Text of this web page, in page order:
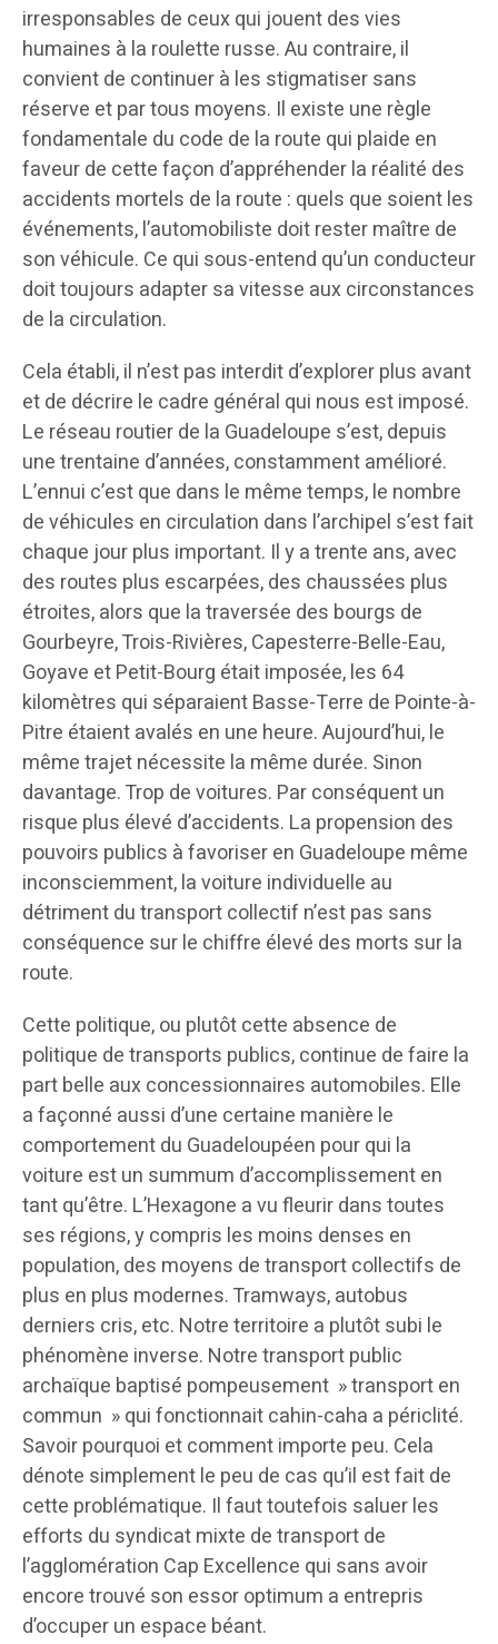
irresponsables de ceux qui jouent des vies
humaines à la roulette russe. Au contraire, il
convient de continuer à les stigmatiser sans
réserve et par tous moyens. Il existe une règle
fondamentale du code de la route qui plaide en
faveur de cette façon d’appréhender la réalité des
accidents mortels de la route : quels que soient les
événements, l’automobiliste doit rester maître de
son véhicule. Ce qui sous-entend qu’un conducteur
doit toujours adapter sa vitesse aux circonstances
de la circulation.
Cela établi, il n’est pas interdit d’explorer plus avant
et de décrire le cadre général qui nous est imposé.
Le réseau routier de la Guadeloupe s’est, depuis
une trentaine d’années, constamment amélioré.
L’ennui c’est que dans le même temps, le nombre
de véhicules en circulation dans l’archipel s’est fait
chaque jour plus important. Il y a trente ans, avec
des routes plus escarpées, des chaussées plus
étroites, alors que la traversée des bourgs de
Gourbeyre, Trois-Rivières, Capesterre-Belle-Eau,
Goyave et Petit-Bourg était imposée, les 64
kilomètres qui séparaient Basse-Terre de Pointe-à-
Pitre étaient avalés en une heure. Aujourd’hui, le
même trajet nécessite la même durée. Sinon
davantage. Trop de voitures. Par conséquent un
risque plus élevé d’accidents. La propension des
pouvoirs publics à favoriser en Guadeloupe même
inconsciemment, la voiture individuelle au
détriment du transport collectif n’est pas sans
conséquence sur le chiffre élevé des morts sur la
route.
Cette politique, ou plutôt cette absence de
politique de transports publics, continue de faire la
part belle aux concessionnaires automobiles. Elle
a façonné aussi d’une certaine manière le
comportement du Guadeloupéen pour qui la
voiture est un summum d’accomplissement en
tant qu’être. L’Hexagone a vu fleurir dans toutes
ses régions, y compris les moins denses en
population, des moyens de transport collectifs de
plus en plus modernes. Tramways, autobus
derniers cris, etc. Notre territoire a plutôt subi le
phénomène inverse. Notre transport public
archaïque baptisé pompeusement » transport en
commun » qui fonctionnait cahin-caha a périclité.
Savoir pourquoi et comment importe peu. Cela
dénote simplement le peu de cas qu’il est fait de
cette problématique. Il faut toutefois saluer les
efforts du syndicat mixte de transport de
l’agglomération Cap Excellence qui sans avoir
encore trouvé son essor optimum a entrepris
d’occuper un espace béant.